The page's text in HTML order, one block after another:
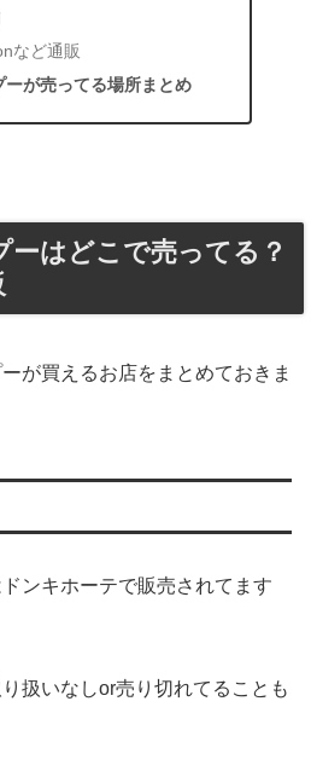
など通販
ーが売ってる場所まとめ
ーはどこで売ってる？
が買えるお店をまとめておきま
ンキホーテで販売されてます
扱いなしor売り切れてることも